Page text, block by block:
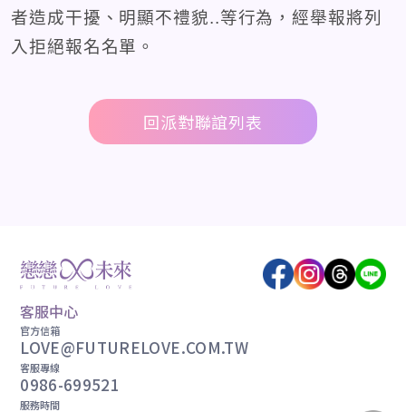
者造成干擾、明顯不禮貌..等行為，經舉報將列
入拒絕報名名單。
回派對聯誼列表
客服中心
官方信箱
LOVE@FUTURELOVE.COM.TW
客服專線
0986-699521
服務時間